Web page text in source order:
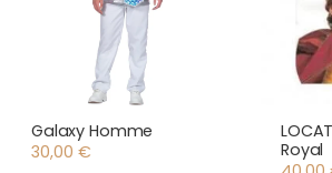
Galaxy Homme
30,00 €
Royal